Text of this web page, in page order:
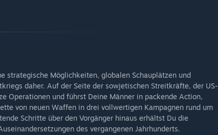
strategische Möglichkeiten, globalen Schauplätzen und
daher. Auf der Seite der sowjetischen Streitkräfte, der US-
Operationen und führst Deine Männer in packende Action,
von neuen Waffen in drei vollwertigen Kampagnen rund um
Schritte über den Vorgänger hinaus erhältst Du die
des vergangenen Jahrhunderts.